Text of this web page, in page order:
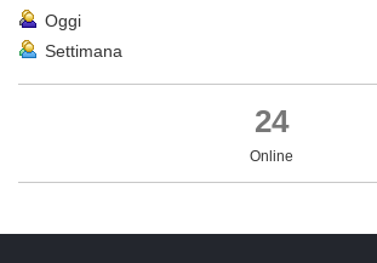
Oggi
Settimana
24
Online